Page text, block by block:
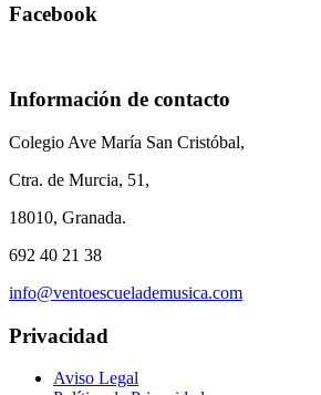
Facebook
Información de contacto
Colegio Ave María San Cristóbal,
Ctra. de Murcia, 51,
18010, Granada.
692 40 21 38
info@ventoescuelademusica.com
Privacidad
Aviso Legal